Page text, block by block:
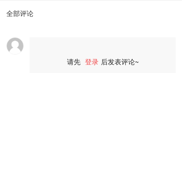
全部评论
请先 登录 后发表评论~